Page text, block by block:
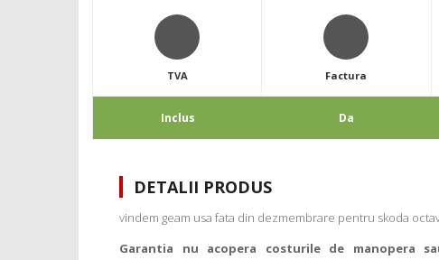
TVA
Inclus
Factura
Da
DETALII PRODUS
vindem geam usa fata din dezmembrare pentru skoda
Garantia nu acopera costurile de manopera